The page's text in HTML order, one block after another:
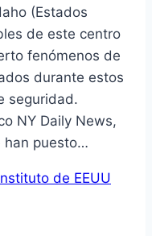
(Estados
de este centro
fenómenos de
durante estos
seguridad.
NY Daily News,
han puesto…
de EEUU